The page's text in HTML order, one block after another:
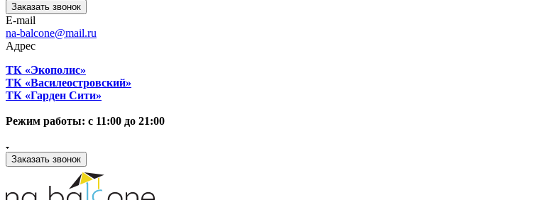
Заказать звонок
E-mail
na-balcone@mail.ru
Адрес
ТК «Экополис»
ТК «Василеостровский»
ТК «Гарден Сити»
Режим работы: с 11:00 до 21:00
Заказать звонок